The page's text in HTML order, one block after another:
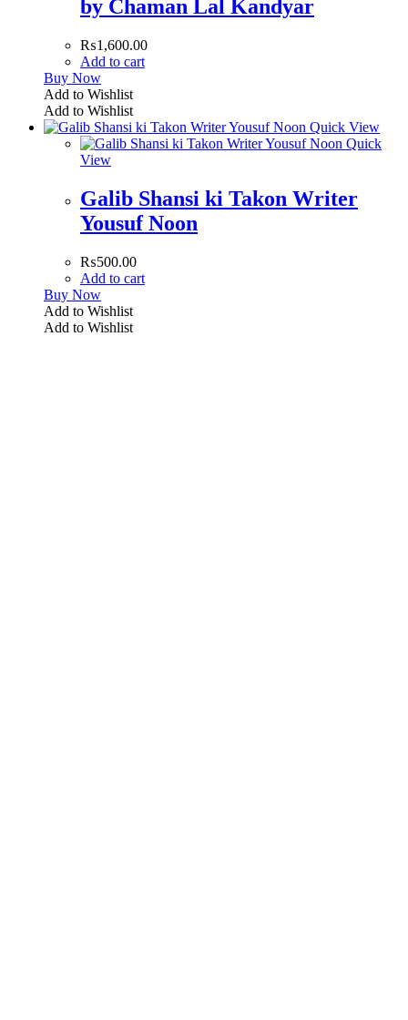
by Chaman Lal Kandyar
₨1,600.00
Add to cart
Buy Now
Add to Wishlist
Add to Wishlist
Quick View
Quick
View
Galib Shansi ki Takon Writer
Yousuf Noon
₨500.00
Add to cart
Buy Now
Add to Wishlist
Add to Wishlist